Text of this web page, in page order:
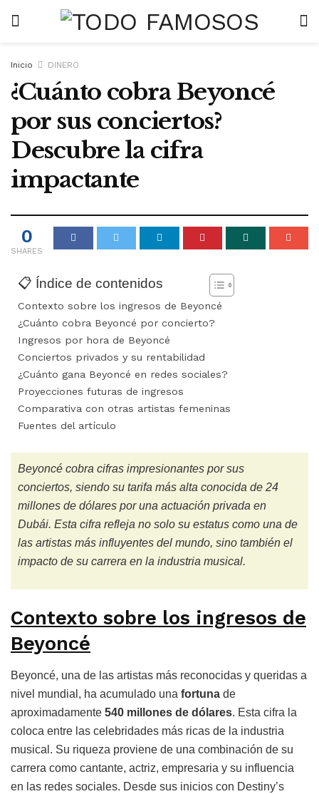
Inicio DINERO
¿Cuánto cobra Beyoncé
por sus conciertos?
Descubre la cifra
impactante
0
SHARES
📋 Índice de contenidos
Contexto sobre los ingresos de Beyoncé
¿Cuánto cobra Beyoncé por concierto?
Ingresos por hora de Beyoncé
Conciertos privados y su rentabilidad
¿Cuánto gana Beyoncé en redes sociales?
Proyecciones futuras de ingresos
Comparativa con otras artistas femeninas
Fuentes del artículo
Beyoncé cobra cifras impresionantes por sus
conciertos, siendo su tarifa más alta conocida de 24
millones de dólares por una actuación privada en
Dubái. Esta cifra refleja no solo su estatus como una de
las artistas más influyentes del mundo, sino también el
impacto de su carrera en la industria musical.
Contexto sobre los ingresos de
Beyoncé
Beyoncé, una de las artistas más reconocidas y queridas a
nivel mundial, ha acumulado una fortuna de
aproximadamente 540 millones de dólares. Esta cifra la
coloca entre las celebridades más ricas de la industria
musical. Su riqueza proviene de una combinación de su
carrera como cantante, actriz, empresaria y su influencia
en las redes sociales. Desde sus inicios con Destiny’s